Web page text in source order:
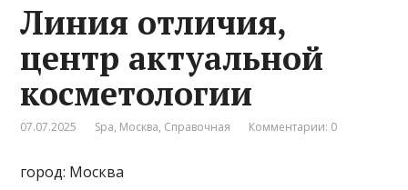
Линия отличия,
центр актуальной
косметологии
07.07.2025 Spa, Москва, Справочная Комментарии: 0
город: Москва